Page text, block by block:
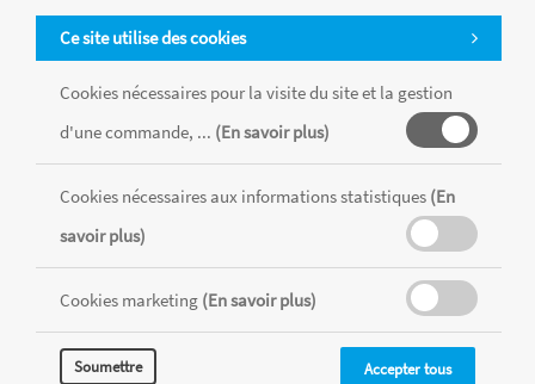
Ce site utilise des cookies
Cookies nécessaires pour la visite du site et la gestion
d'une commande, ... (En savoir plus)
Cookies nécessaires aux informations statistiques (En
savoir plus)
Cookies marketing (En savoir plus)
Soumettre Accepter tous
Tous les produits sont vendus dans la limite des stocks disponibles de
RÉALISÉ AVEC MERCATOR